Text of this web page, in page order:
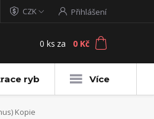
CZK Přihlášení
0 ks za 0 Kč
ryb Více
Kopie